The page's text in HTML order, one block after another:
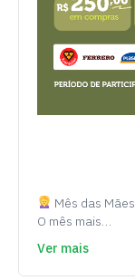
Mês das
O mês mais…
Ver mais